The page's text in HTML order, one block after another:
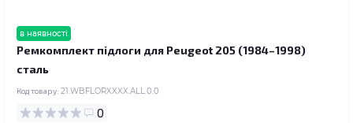
в наявності
Ремкомплект підлоги для Peugeot 205 (1984–1998)
сталь
Код товару: 21.WBFLORXXXX.ALL.0.0
0